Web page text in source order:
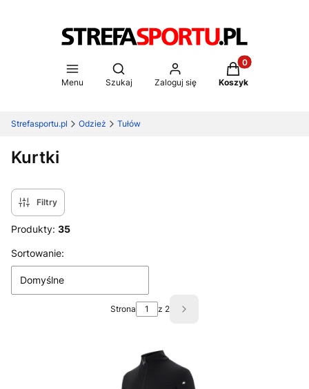
Menu
Otwórz wyszukiwarkę
Szukaj Zaloguj się
Produkty w
Koszyk
Strefasportu.pl Odzież Tułów
Kurtki
Filtry
Produkty: 35
Lista produktów
Sortowanie:
Domyślne
Strona z 2 Następne produkty